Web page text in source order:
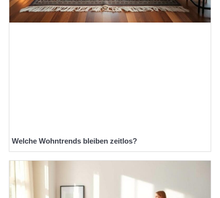
Welche Wohntrends bleiben zeitlos?